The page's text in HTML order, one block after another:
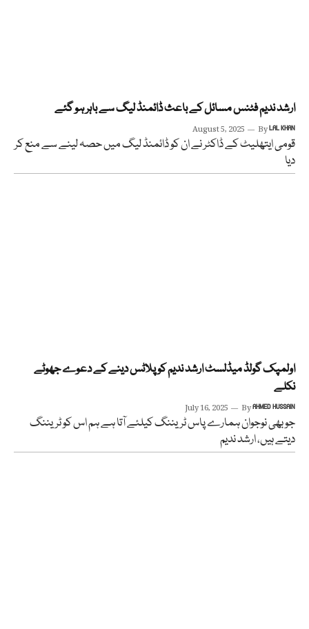
ارشد ندیم فٹنس مسائل کے باعث ڈائمنڈ لیگ سے باہر ہو گئے
August 5, 2025 ByLAL KHAN
قومی ایتھلیٹ کے ڈاکٹر نے ان کو ڈائمنڈ لیگ میں حصہ لینے سے منع کر
دیا
اولمپک گولڈ میڈلسٹ ارشد ندیم کو پلاٹس دینے کے دعوے جھوٹے
نکلے
July 16, 2025 ByAHMED HUSSAIN
جو بھی نوجوان ہمارے پاس ٹریننگ کیلئے آتا ہے ہم اس کو ٹریننگ
دیتے ہیں، ارشد ندیم